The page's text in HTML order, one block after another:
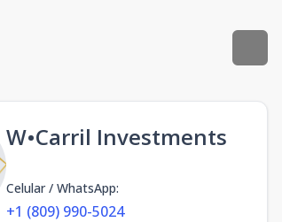
W•Carril Investments
Celular / WhatsApp:
+1 (809) 990-5024